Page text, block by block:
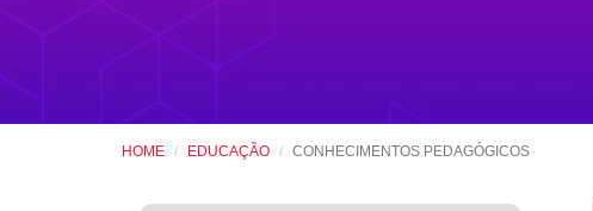
HOME EDUCAÇÃO CONHECIMENTOS PEDAGÓGICOS